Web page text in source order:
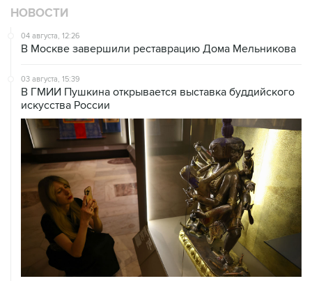
НОВОСТИ
04 августа, 12:26
В Москве завершили реставрацию Дома Мельникова
03 августа, 15:39
В ГМИИ Пушкина открывается выставка буддийского
искусства России